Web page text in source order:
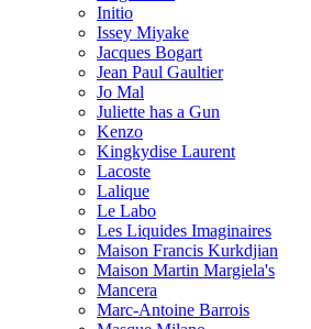
Initio
Issey Miyake
Jacques Bogart
Jean Paul Gaultier
Jo Mal
Juliette has a Gun
Kenzo
Kingkydise Laurent
Lacoste
Lalique
Le Labo
Les Liquides Imaginaires
Maison Francis Kurkdjian
Maison Martin Margiela's
Mancera
Marc-Antoine Barrois